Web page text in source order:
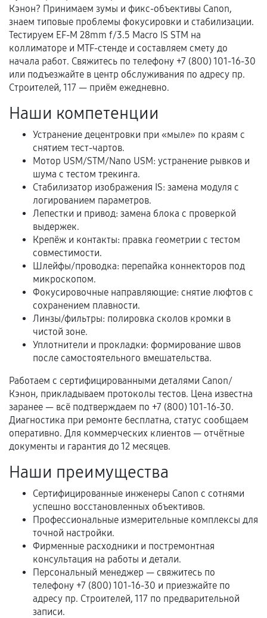
Документы для подтверждения
гарантии
Гарантийный талон.
Акт выполненных работ с датой, перечнем
услуг и сроком гарантии.
Документы на установленные комплектующие
Расширенная гарантия
В некоторых случаях возможно оформление
расширенной гарантии. Стоимость, сроки и
условия продления согласовываются отдельно и
фиксируются в документах.
Когда гарантия не действует
Нарушение правил эксплуатации,
механические повреждения, попадание влаги,
перегрев, коррозия.
третьих лиц.
Естественный износ деталей, если иное не
предусмотрено отдельно.
Обращение после окончания гарантийного
срока.
Программные сбои, если это не указано в
Если комплектующие куплены
самостоятельно
Гарантия на выполненные работы может
сохраняться полностью или частично, если
соблюдены следующие условия:
Кэнон? Принимаем зумы и фикс-объективы Canon,
знаем типовые проблемы фокусировки и стабилизации.
Тестируем EF-M 28mm f/3.5 Macro IS STM на
коллиматоре и MTF-стенде и составляем смету до
начала работ. Свяжитесь по телефону +7 (800) 101-16-30
или подъезжайте в центр обслуживания по адресу пр.
Строителей, 117 — приём ежедневно.
Наши компетенции
Устранение децентровки при «мыле» по краям с
снятием тест-чартов.
Мотор USM/STM/Nano USM: устранение рывков и
шума с тестом трекинга.
Стабилизатор изображения IS: замена модуля с
логированием параметров.
Лепестки и привод: замена блока с проверкой
выдержек.
Крепёж и контакты: правка геометрии с тестом
совместимости.
Шлейфы/проводка: перепайка коннекторов под
микроскопом.
Фокусировочные направляющие: снятие люфтов с
сохранением плавности.
Линзы/фильтры: полировка сколов кромки в
чистой зоне.
Уплотнители и прокладки: формирование швов
после самостоятельного вмешательства.
Работаем с сертифицированными деталями Canon/
Кэнон, прикладываем протоколы тестов. Цена известна
заранее — всё подтверждаем по +7 (800) 101-16-30.
Диагностика при ремонте бесплатна, статус сообщаем
оперативно. Для коммерческих клиентов — отчётные
документы и гарантия до 12 месяцев.
Наши преимущества
Сертифицированные инженеры Canon с сотнями
успешно восстановленных объективов.
Профессиональные измерительные комплексы для
точной настройки.
Фирменные расходники и постремонтная
консультация на работы и детали.
Персональный менеджер — свяжитесь по
телефону +7 (800) 101-16-30 и приезжайте по
адресу пр. Строителей, 117 по предварительной
записи.